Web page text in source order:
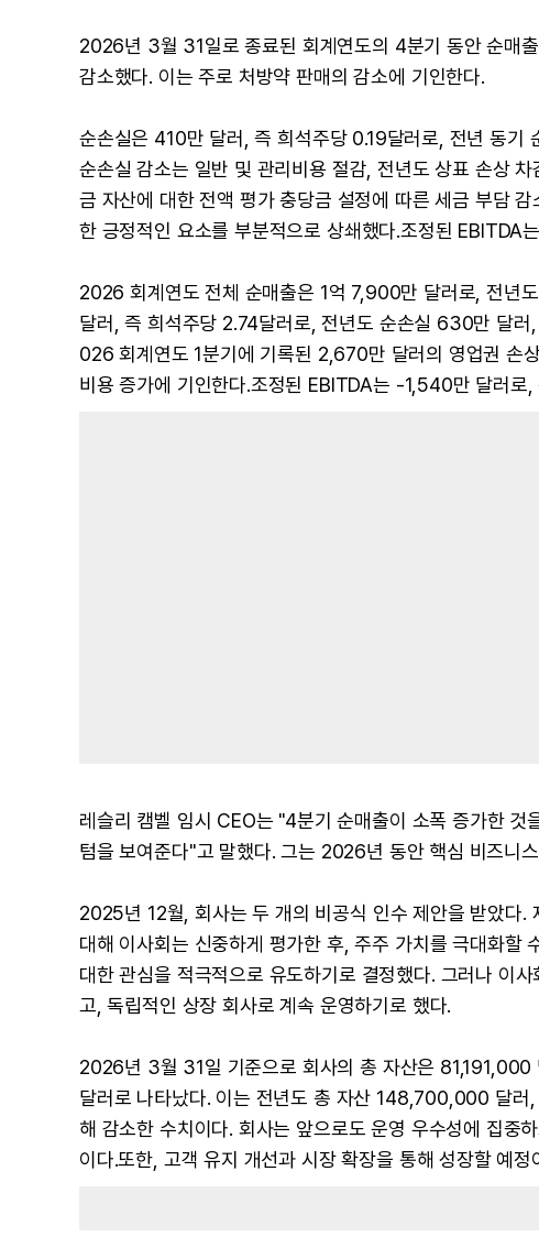
2026년 3월 31일로 종료된 회계연도의 4분기 동안 순매
감소했다. 이는 주로 처방약 판매의 감소에 기인한다.
순손실은 410만 달러, 즉 희석주당 0.19달러로, 전년 동기
순손실 감소는 일반 및 관리비용 절감, 전년도 상표 손상
금 자산에 대한 전액 평가 충당금 설정에 따른 세금 부담
한 긍정적인 요소를 부분적으로 상쇄했다.조정된
2026 회계연도 전체 순매출은 1억 7,900만 달러로, 전년
달러, 즉 희석주당 2.74달러로, 전년도 순손실 630만 달
026 회계연도 1분기에 기록된 2,670만 달러의 영업권 손
비용 증가에 기인한다.조정된 EBITDA는 -1,540만 달러로
레슬리 캠벨 임시 CEO는 "4분기 순매출이 소폭 증가한 것
텀을 보여준다"고 말했다. 그는 2026년 동안 핵심 비즈니
2025년 12월, 회사는 두 개의 비공식 인수 제안을 받았다
대해 이사회는 신중하게 평가한 후, 주주 가치를 극대화할
대한 관심을 적극적으로 유도하기로 결정했다. 그러나 이
고, 독립적인 상장 회사로 계속 운영하기로 했다.
2026년 3월 31일 기준으로 회사의 총 자산은
달러로 나타났다. 이는 전년도 총 자산 148,700,000 달
해 감소한 수치이다. 회사는 앞으로도 운영 우수성에 집중
이다.또한, 고객 유지 개선과 시장 확장을 통해 성장할 예정